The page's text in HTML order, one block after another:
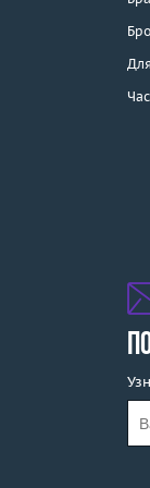
Бесплатная
Покупка и